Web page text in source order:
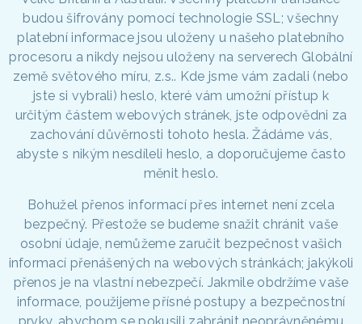
budou šifrovány pomocí technologie SSL; všechny
platební informace jsou uloženy u našeho platebního
procesoru a nikdy nejsou uloženy na serverech Globální
země světového míru, z.s.. Kde jsme vám zadali (nebo
jste si vybrali) heslo, které vám umožní přístup k
určitým částem webových stránek, jste odpovědni za
zachování důvěrnosti tohoto hesla. Žádáme vás,
abyste s nikým nesdíleli heslo, a doporučujeme často
měnit heslo.
Bohužel přenos informací přes internet není zcela
bezpečný. Přestože se budeme snažit chránit vaše
osobní údaje, nemůžeme zaručit bezpečnost vašich
informací přenášených na webových stránkách; jakýkoli
přenos je na vlastní nebezpečí. Jakmile obdržíme vaše
informace, použijeme přísné postupy a bezpečnostní
prvky, abychom se pokusili zabránit neoprávněnému